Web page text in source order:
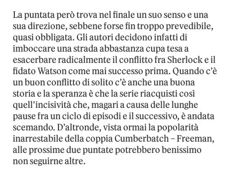
La puntata però trova nel finale un suo senso e una
sua direzione, sebbene forse fin troppo prevedibile,
quasi obbligata. Gli autori decidono infatti di
imboccare una strada abbastanza cupa tesa a
esacerbare radicalmente il conflitto fra Sherlock e il
fidato Watson come mai successo prima. Quando c’è
un buon conflitto di solito c’è anche una buona
storia e la speranza è che la serie riacquisti così
quell’incisività che, magari a causa delle lunghe
pause fra un ciclo di episodi e il successivo, è andata
scemando. D’altronde, vista ormai la popolarità
inarrestabile della coppia Cumberbatch – Freeman,
alle prossime due puntate potrebbero benissimo
non seguirne altre.